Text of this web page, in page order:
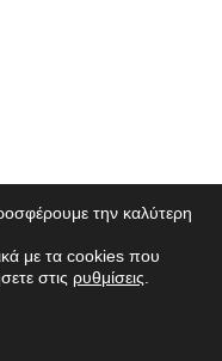
την καλύτερη
με τα cookies που
στις ρυθμίσεις